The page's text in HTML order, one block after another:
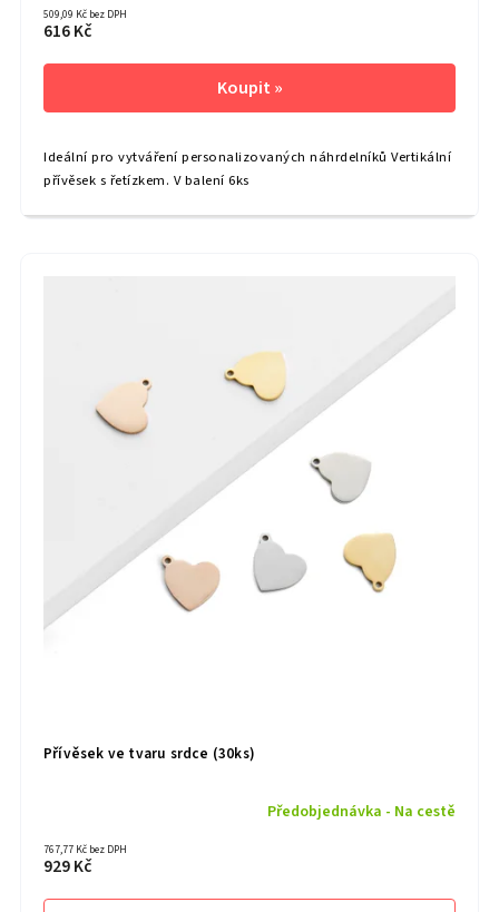
509,09 Kč bez DPH
616 Kč
Ideální pro vytváření personalizovaných náhrdelníků Vertikální
přívěsek s řetízkem. V balení 6ks
Přívěsek ve tvaru srdce (30ks)
Předobjednávka - Na cestě
767,77 Kč bez DPH
929 Kč